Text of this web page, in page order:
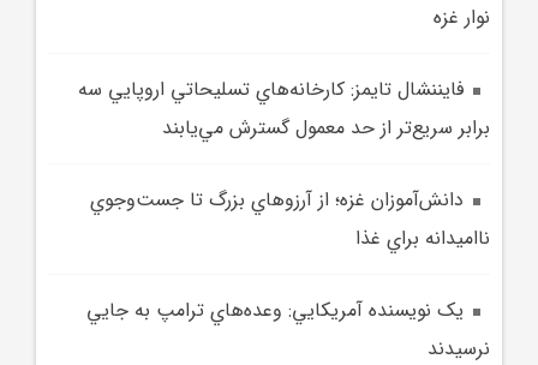
نوار غزه
فايننشال تايمز: کارخانه‌هاي تسليحاتي اروپايي سه
برابر سريع‌تر از حد معمول گسترش مي‌يابند
دانش‌آموزان غزه؛ از آرزوهاي بزرگ تا جست‌وجوي
نااميدانه براي غذا
يک نويسنده آمريکايي: وعده‌هاي ترامپ به جايي
نرسيدند